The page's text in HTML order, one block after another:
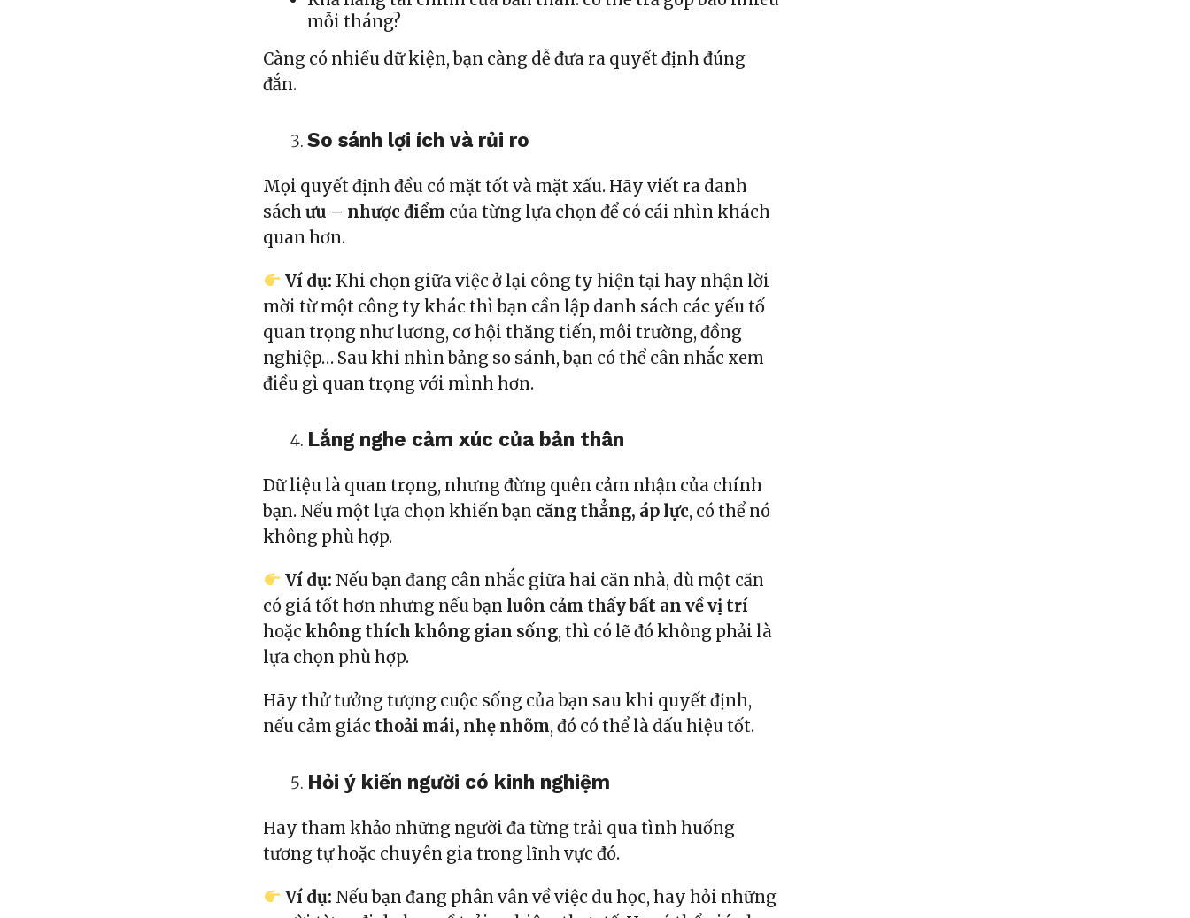
mỗi tháng?
Càng có nhiều dữ kiện, bạn càng dễ đưa ra quyết định đúng
đắn.
So sánh lợi ích và rủi ro
Mọi quyết định đều có mặt tốt và mặt xấu. Hãy viết ra danh
sáchưu – nhược điểm của từng lựa chọn để có cái nhìn khách
quan hơn.
Ví dụ: Khi chọn giữa việc ở lại công ty hiện tại hay nhận lời
mời từ một công ty khác thì bạn cần lập danh sách các yếu tố
quan trọng như lương, cơ hội thăng tiến, môi trường, đồng
nghiệp… Sau khi nhìn bảng so sánh, bạn có thể cân nhắc xem
điều gì quan trọng với mình hơn.
Lắng nghe cảm xúc của bản thân
Dữ liệu là quan trọng, nhưng đừng quên cảm nhận của chính
bạn. Nếu một lựa chọn khiến bạn căng thẳng, áp lực, có thể nó
không phù hợp.
Ví dụ: Nếu bạn đang cân nhắc giữa hai căn nhà, dù một căn
có giá tốt hơn nhưng nếu bạn luôn cảm thấy bất an về vị trí
hoặckhông thích không gian sống, thì có lẽ đó không phải là
lựa chọn phù hợp.
Hãy thử tưởng tượng cuộc sống của bạn sau khi quyết định,
nếu cảm giác thoải mái, nhẹ nhõm, đó có thể là dấu hiệu tốt.
Hỏi ý kiến người có kinh nghiệm
Hãy tham khảo những người đã từng trải qua tình huống
tương tự hoặc chuyên gia trong lĩnh vực đó.
Ví dụ: Nếu bạn đang phân vân về việc du học, hãy hỏi những